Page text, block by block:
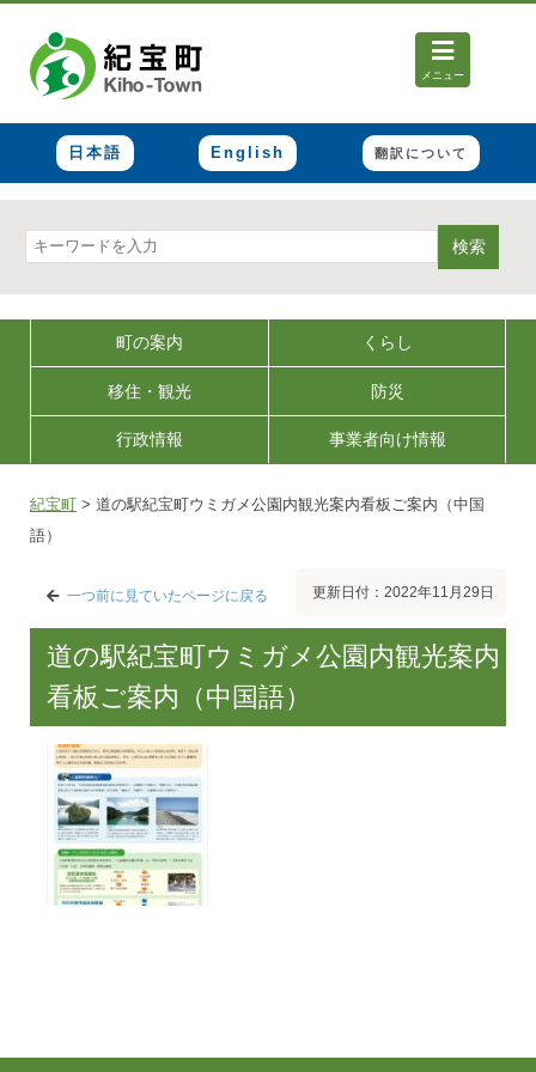
メニュー
日本語 English 翻訳について
検索
町の案内 くらし
移住・観光 防災
行政情報 事業者向け情報
紀宝町 > 道の駅紀宝町ウミガメ公園内観光案内看板ご案内（中国
語）
一つ前に見ていたページに戻る 更新日付：2022年11月29日
道の駅紀宝町ウミガメ公園内観光案内
看板ご案内（中国語）